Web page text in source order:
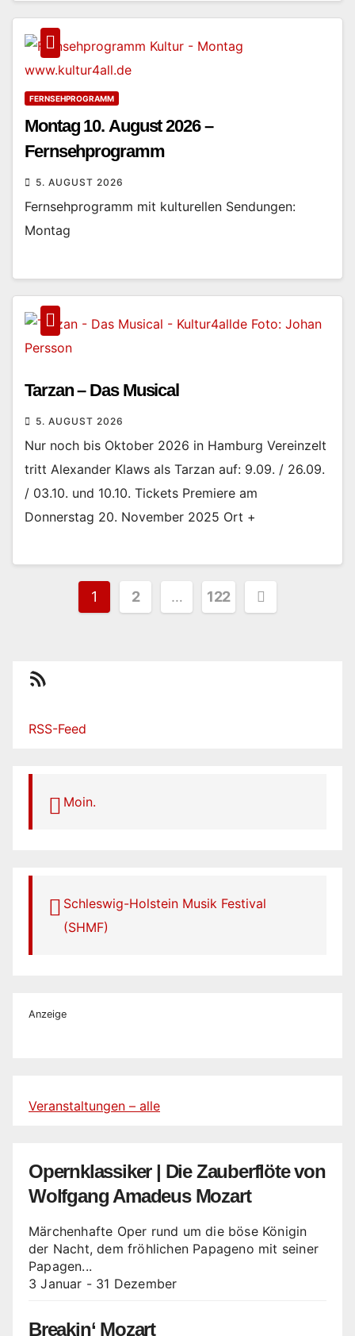
FERNSEHPROGRAMM
Montag 10. August 2026 –
Fernsehprogramm
5. AUGUST 2026
Fernsehprogramm mit kulturellen Sendungen:
Montag
Tarzan – Das Musical
5. AUGUST 2026
Nur noch bis Oktober 2026 in Hamburg Vereinzelt
tritt Alexander Klaws als Tarzan auf: 9.09. / 26.09.
/ 03.10. und 10.10. Tickets Premiere am
Donnerstag 20. November 2025 Ort +
Seitennummerierung
1 2 … 122
RSS-Feed
RSS-Feed
Moin.
Schleswig-Holstein Musik Festival
(SHMF)
Anzeige
Veranstaltungen – alle
Opernklassiker | Die Zauberflöte von
Wolfgang Amadeus Mozart
Märchenhafte Oper rund um die böse Königin
der Nacht, dem fröhlichen Papageno mit seiner
Papagen...
3 Januar - 31 Dezember
Breakin‘ Mozart